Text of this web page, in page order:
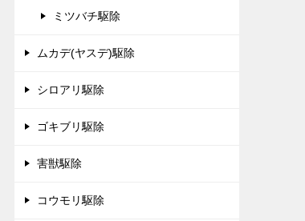
ミツバチ駆除
ムカデ(ヤスデ)駆除
シロアリ駆除
ゴキブリ駆除
害獣駆除
コウモリ駆除